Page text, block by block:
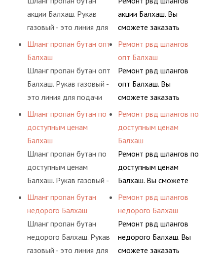
(кислород, аргон, метан,
пропан, бутан,
определенными
акции Балхаш. Рукав
газовый - это линия для
подачи сжатого
воздуха и различных
типов сжиженного газа
(кислород, аргон, метан,
пропан, бутан,
определенными
элементами системы.
Шланг пропан бутан опт
Балхаш
Шланг пропан бутан опт
Балхаш. Рукав газовый -
это линия для подачи
сжатого воздуха и
различных типов
сжиженного газа
(кислород, аргон, метан,
пропан, бутан,
ацетилен) между
элементами системы.
Шланг пропан бутан по
доступным ценам
Балхаш
Шланг пропан бутан по
доступным ценам
Балхаш. Рукав газовый -
это линия для подачи
сжатого воздуха и
различных типов
сжиженного газа
(кислород, аргон, метан,
Шланг пропан бутан
недорого Балхаш
Шланг пропан бутан
недорого Балхаш. Рукав
газовый - это линия для
долговременного
комплексного
гидросистем Вашего
акции Балхаш. Вы
сможете заказать
сервис РВД на разовой
основе либо на
условиях
долговременного
комплексного
гидросистем Вашего
предприятия.
Ремонт рвд шлангов
опт Балхаш
Ремонт рвд шлангов
опт Балхаш. Вы
сможете заказать
сервис РВД на разовой
основе либо на
условиях
долговременного
комплексного
обслуживания
предприятия.
Ремонт рвд шлангов по
доступным ценам
Балхаш
Ремонт рвд шлангов по
доступным ценам
Балхаш. Вы сможете
заказать сервис РВД на
разовой основе либо на
условиях
долговременного
комплексного
Ремонт рвд шлангов
недорого Балхаш
Ремонт рвд шлангов
недорого Балхаш. Вы
сможете заказать